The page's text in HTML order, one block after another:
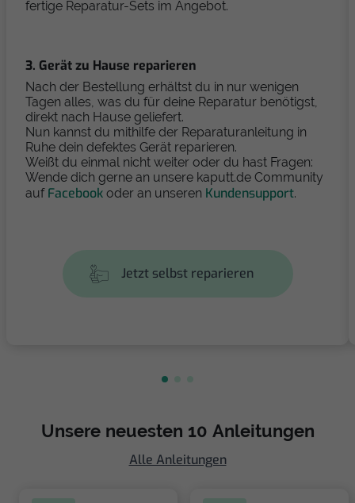
fertige Reparatur-Sets im Angebot.
3. Gerät zu Hause reparieren
Nach der Bestellung erhältst du in nur wenigen
Tagen alles, was du für deine Reparatur benötigst,
direkt nach Hause geliefert.
Nun kannst du mithilfe der Reparaturanleitung in
Ruhe dein defektes Gerät reparieren.
Weißt du einmal nicht weiter oder du hast Fragen:
Wende dich gerne an unsere kaputt.de Community
auf Facebook oder an unseren Kundensupport.
Jetzt selbst reparieren
Unsere neuesten 10 Anleitungen
Alle Anleitungen